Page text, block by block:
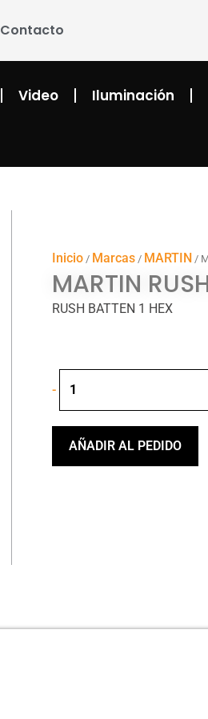
Contacto
Video Iluminación
Inicio/ Marcas/ MARTIN /
MARTIN
RUSH BATTEN 1 HEX
-
RUSH
BATTEN
1
HEX
AÑADIR AL PEDIDO